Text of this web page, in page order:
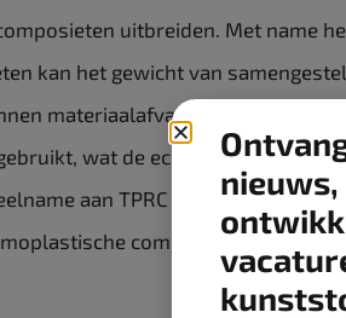
uitbreiden. Met name
kan het gewicht van
materiaalafval en afgedankte
wat de ecologische
aan TPRC stelt de Groep in
composieten en hun